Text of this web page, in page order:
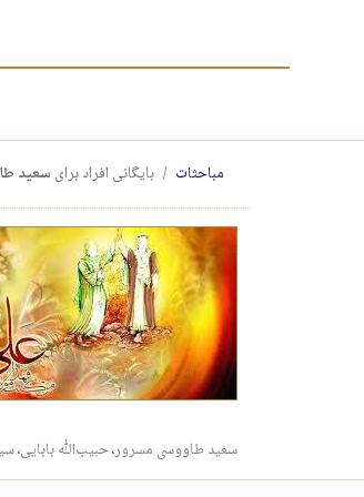
مباحثات بایگانی افراد برای سعید
سعید طاووسی مسرور،حبیب‌الله بابایی،